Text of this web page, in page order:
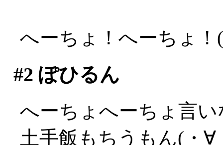
へーちょ！へーちょ！
#2 ぽひるん
へーちょへーちょ言
土手飯もちうもん(・